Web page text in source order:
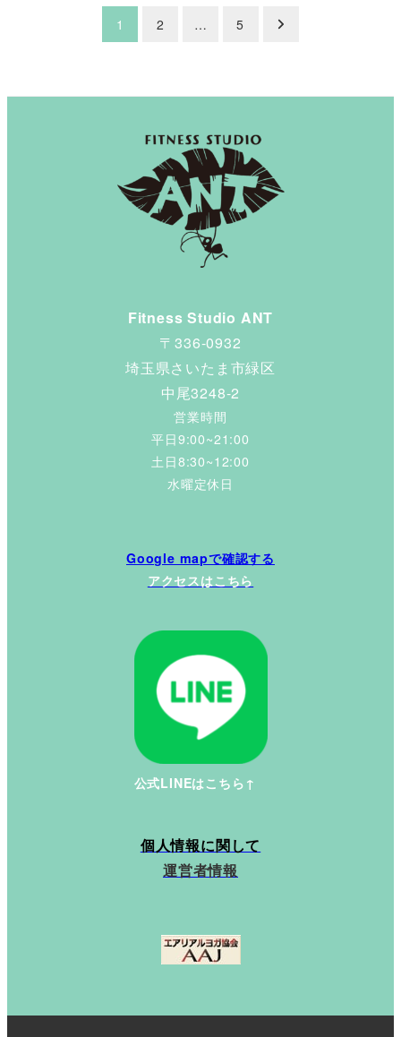
の
1 2 … 5
Fitness Studio ANT
〒336-0932
埼玉県さいたま市緑区
中尾3248-2
営業時間
平日9:00~21:00
土日8:30~12:00
水曜定休日
Google mapで確認する
アクセスはこちら
公式LINEはこちら↑
個人情報に関して
運営者情報